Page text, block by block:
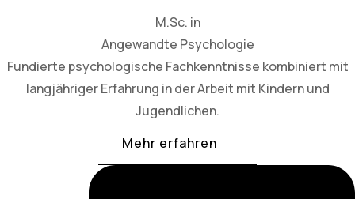
M.Sc. in
Angewandte Psychologie
Fundierte psychologische Fachkenntnisse kombiniert mit
langjähriger Erfahrung in der Arbeit mit Kindern und
Jugendlichen.
Mehr erfahren